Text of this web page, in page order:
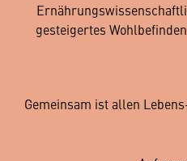
gesteigertes
Gemeinsam ist allen